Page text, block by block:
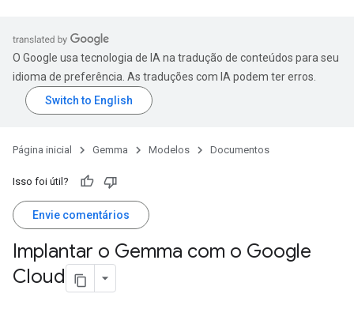
O Google usa tecnologia de IA na tradução de conteúdos para seu
idioma de preferência. As traduções com IA podem ter erros.
Página inicial Gemma Modelos Documentos
Isso foi útil?
Envie comentários
Implantar o Gemma com o Google
Cloud